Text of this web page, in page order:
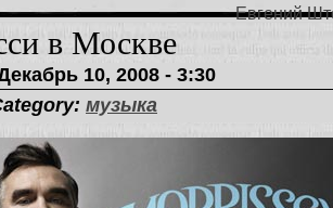
Евгений
в Москве
10, 2008 - 3:30
музыка